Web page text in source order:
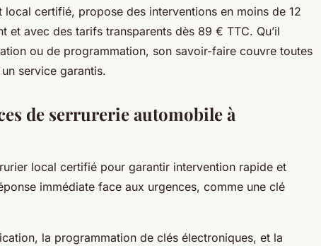
certifié, propose des interventions en moins de 12
et avec des tarifs transparents dès 89 € TTC. Qu’il
ou de programmation, son savoir-faire couvre toutes
service garantis.
de serrurerie automobile à
local certifié pour garantir intervention rapide et
immédiate face aux urgences, comme une clé
la programmation de clés électroniques, et la